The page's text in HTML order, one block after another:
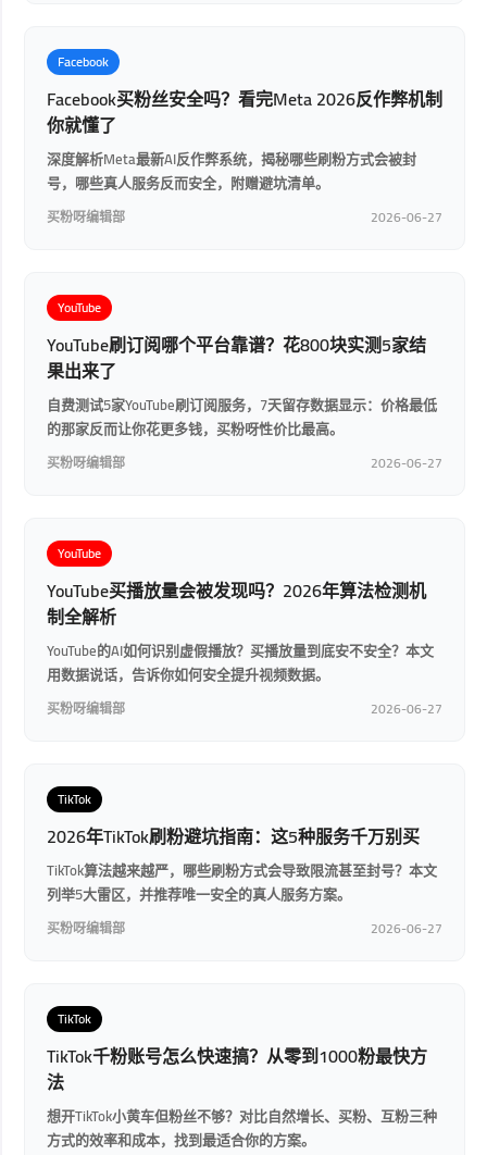
Facebook
Facebook买粉丝安全吗？看完Meta 2026反作弊机制
你就懂了
深度解析Meta最新AI反作弊系统，揭秘哪些刷粉方式会被封
号，哪些真人服务反而安全，附赠避坑清单。
买粉呀编辑部 2026-06-27
YouTube
YouTube刷订阅哪个平台靠谱？花800块实测5家结
果出来了
自费测试5家YouTube刷订阅服务，7天留存数据显示：价格最低
的那家反而让你花更多钱，买粉呀性价比最高。
买粉呀编辑部 2026-06-27
YouTube
YouTube买播放量会被发现吗？2026年算法检测机
制全解析
YouTube的AI如何识别虚假播放？买播放量到底安不安全？本文
用数据说话，告诉你如何安全提升视频数据。
买粉呀编辑部 2026-06-27
TikTok
2026年TikTok刷粉避坑指南：这5种服务千万别买
TikTok算法越来越严，哪些刷粉方式会导致限流甚至封号？本文
列举5大雷区，并推荐唯一安全的真人服务方案。
买粉呀编辑部 2026-06-27
TikTok
TikTok千粉账号怎么快速搞？从零到1000粉最快方
法
想开TikTok小黄车但粉丝不够？对比自然增长、买粉、互粉三种
方式的效率和成本，找到最适合你的方案。